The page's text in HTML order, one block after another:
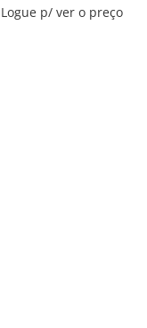
Logue p/ ver o preço